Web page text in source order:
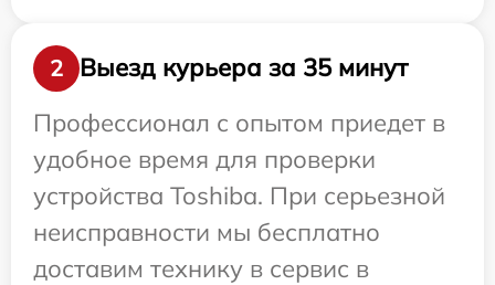
2
Выезд курьера за 35 минут
Профессионал с опытом приедет в
удобное время для проверки
устройства Toshiba. При серьезной
неисправности мы бесплатно
доставим технику в сервис в